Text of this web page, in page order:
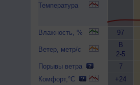
Температура
Влажность, %
Ветер, метр/с
Порывы ветра
Комфорт,°C
97
В
2-5
7
+24